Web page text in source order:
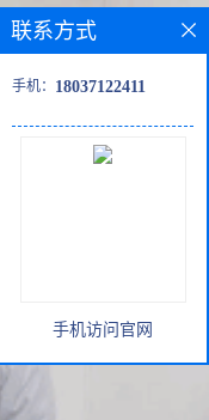
联系方式
手机： 18037122411
手机访问官网